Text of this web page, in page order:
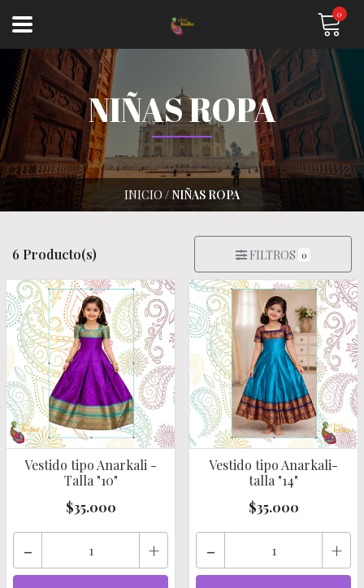
0
INICIO / NIÑAS ROPA
NIÑAS ROPA
6 Producto(s) FILTROS 0
Vestido tipo Anarkali -
Talla "10"
$35.000
- +
Vestido tipo Anarkali-
talla "14"
$35.000
- +